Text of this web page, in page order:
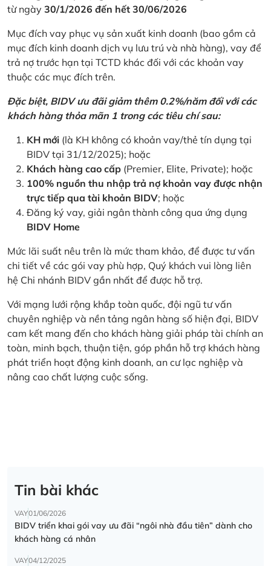
từ ngày 30/1/2026 đến hết 30/06/2026
Mục đích vay phục vụ sản xuất kinh doanh (bao gồm cả
mục đích kinh doanh dịch vụ lưu trú và nhà hàng), vay để
trả nợ trước hạn tại TCTD khác đối với các khoản vay
thuộc các mục đích trên.
Đặc biệt, BIDV ưu đãi giảm thêm 0.2%/năm đối với các
khách hàng thỏa mãn 1 trong các tiêu chí sau:
KH mới (là KH không có khoản vay/thẻ tín dụng tại
BIDV tại 31/12/2025); hoặc
Khách hàng cao cấp (Premier, Elite, Private); hoặc
100% nguồn thu nhập trả nợ khoản vay được nhận
trực tiếp qua tài khoản BIDV; hoặc
Đăng ký vay, giải ngân thành công qua ứng dụng
BIDV Home
Mức lãi suất nêu trên là mức tham khảo, để được tư vấn
chi tiết về các gói vay phù hợp, Quý khách vui lòng liên
hệ Chi nhánh BIDV gần nhất để được hỗ trợ.
Với mạng lưới rộng khắp toàn quốc, đội ngũ tư vấn
chuyên nghiệp và nền tảng ngân hàng số hiện đại, BIDV
cam kết mang đến cho khách hàng giải pháp tài chính an
toàn, minh bạch, thuận tiện, góp phần hỗ trợ khách hàng
phát triển hoạt động kinh doanh, an cư lạc nghiệp và
nâng cao chất lượng cuộc sống.
Tin bài khác
VAY01/06/2026
BIDV triển khai gói vay ưu đãi “ngôi nhà đầu tiên” dành cho
khách hàng cá nhân
VAY04/12/2025